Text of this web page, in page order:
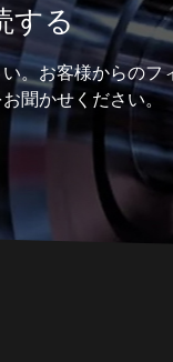
する
。お客様からのフ
聞かせください。